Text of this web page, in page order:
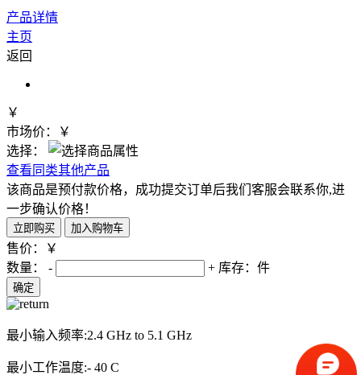
产品详情
主页
返回
￥
市场价：￥
选择：
查看同类其他产品
该商品是预付款价格，成功提交订单后我们客服会联系你,进
一步确认价格！
售价：￥
数量：
- + 库存： 件
最小输入频率:2.4 GHz to 5.1 GHz
最小工作温度:- 40 C